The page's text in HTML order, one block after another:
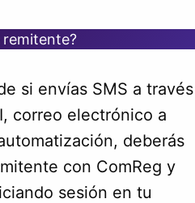
remitente?
si envías SMS a través
correo electrónico a
deberás
con ComReg y
sesión en tu